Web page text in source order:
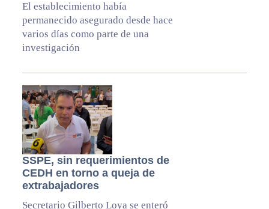
El establecimiento había
permanecido asegurado desde hace
varios días como parte de una
investigación
SSPE, sin requerimientos de
CEDH en torno a queja de
extrabajadores
Secretario Gilberto Loya se enteró